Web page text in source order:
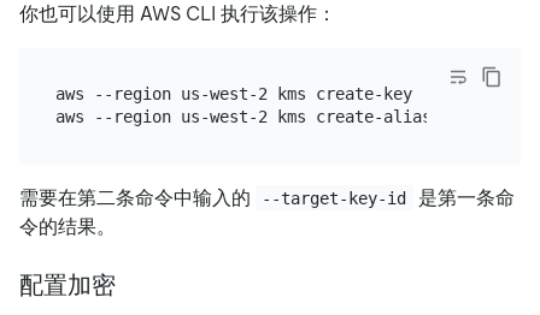
你也可以使用 AWS CLI 执行该操作：
aws --region us-west-2 kms create-key
aws --region us-west-2 kms create-alias --alias-
需要在第二条命令中输入的 --target-key-id
是第一条命
令的结果。
配置加密